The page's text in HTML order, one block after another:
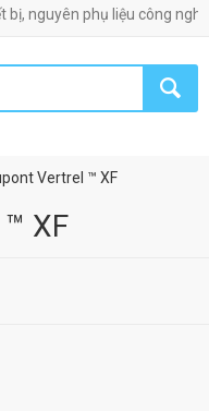
phụ liệu công nghiệp!
Vertrel ™ XF
XF